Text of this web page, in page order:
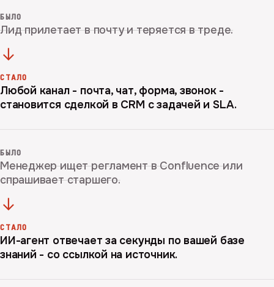
БЫЛО
Лид прилетает в почту и теряется в треде.
СТАЛО
Любой канал - почта, чат, форма, звонок -
становится сделкой в CRM с задачей и SLA.
БЫЛО
Менеджер ищет регламент в Confluence или
спрашивает старшего.
СТАЛО
ИИ-агент отвечает за секунды по вашей базе
знаний - со ссылкой на источник.